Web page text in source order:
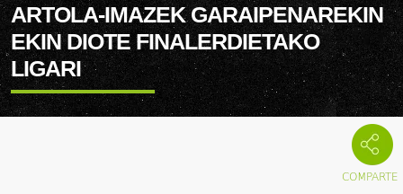
ARTOLA-IMAZEK GARAIPENAREKIN
EKIN DIOTE FINALERDIETAKO
LIGARI